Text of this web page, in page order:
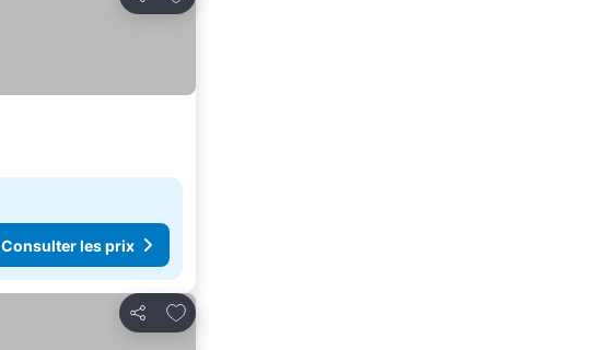
Partager
Consulter les prix
Partager
Ajouter à mes favoris